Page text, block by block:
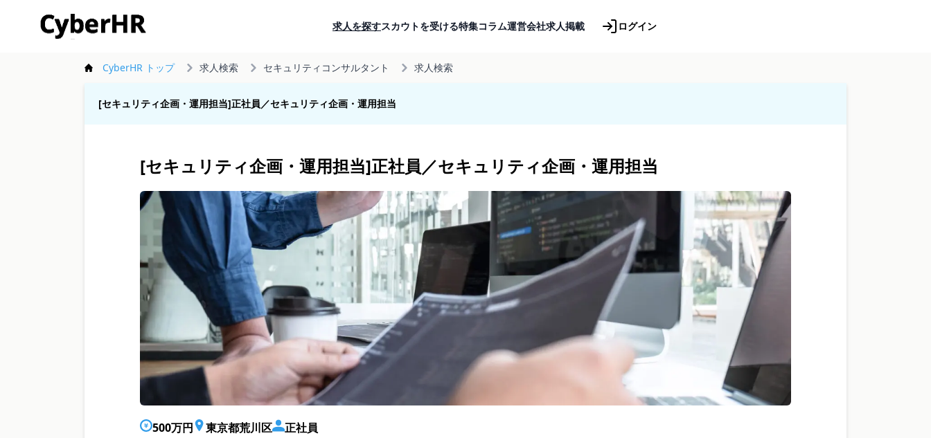
CyberHR 求人を探すスカウトを受ける特集コラム運営会社求人掲載 ログイン
CyberHR トップ 求人検索 セキュリティコンサルタント 求人検索
[セキュリティ企画・運用担当]正社員／セキュリティ企画・運用担当
[セキュリティ企画・運用担当]正社員／セキュリティ企画・運用担当
500万円 東京都荒川区 正社員